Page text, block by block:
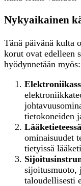
Nykyaikainen
Tänä päivänä kulta
korut ovat edelleen
hyödynnetään myös:
tietokoneiden
ominaisuudet
tietyissä
sijoitusmuoto,
taloudellisesti